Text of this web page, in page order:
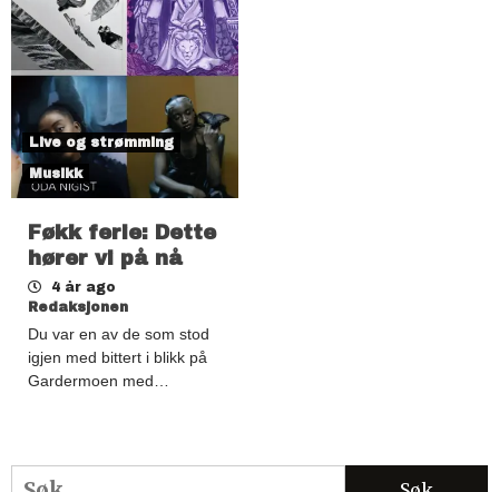
Live og strømming
Musikk
Føkk ferie: Dette
hører vi på nå
4 år ago
Redaksjonen
Du var en av de som stod
igjen med bittert i blikk på
Gardermoen med…
Søk